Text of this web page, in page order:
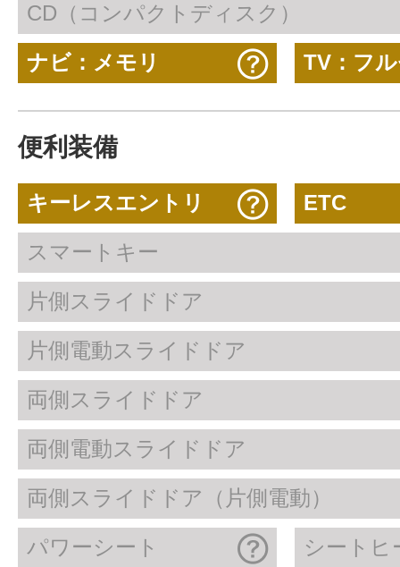
CD（コンパクトディスク）
ナビ：メモリ TV：フ
便利装備
キーレスエントリ ETC
スマートキー
片側スライドドア
片側電動スライドドア
両側スライドドア
両側電動スライドドア
両側スライドドア（片側電動）
パワーシート シートヒ